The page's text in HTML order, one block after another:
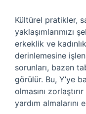
Kültürel pratikler,
yaklaşımlarımızı
erkeklik ve
derinlemesine
sorunları, bazen
görülür. Bu, Y’ye
olmasını
yardım almalarını